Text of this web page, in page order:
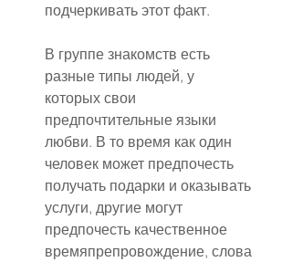
подчеркивать этот факт.
В группе знакомств есть
разные типы людей, у
которых свои
предпочтительные языки
любви. В то время как один
человек может предпочесть
получать подарки и оказывать
услуги, другие могут
предпочесть качественное
времяпрепровождение, слова